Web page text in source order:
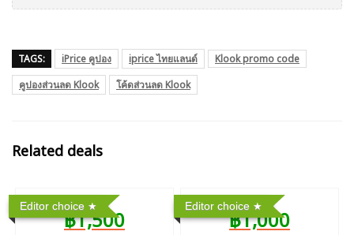
TAGS: iPrice คูปอง iprice ไทยแลนด์
Klook promo code
คูปองส่วนลด Klook
โค้ดส่วนลด Klook
Related deals
Editor choice
฿1,500
Editor choice
฿1,000